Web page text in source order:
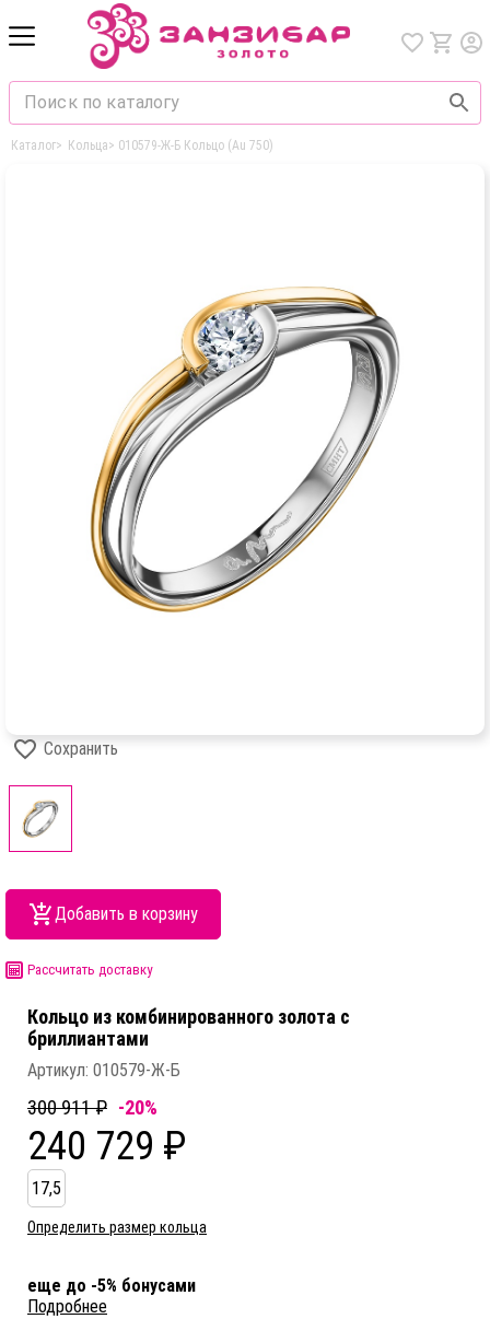
Каталог> Кольца> 010579-Ж-Б Кольцо (Au 750)
Сохранить
Добавить в корзину
Рассчитать доставку
Кольцо из комбинированного золота c
бриллиантами
Артикул: 010579-Ж-Б
300 911 ₽ -20%
240 729 ₽
17,5
Определить размер кольца
еще до -5% бонусами
Подробнее